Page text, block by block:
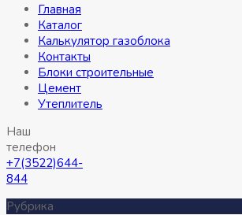
Главная
Каталог
Калькулятор газоблока
Контакты
Блоки строительные
Цемент
Утеплитель
Наш
телефон
+7(3522)644-
844
Рубрика